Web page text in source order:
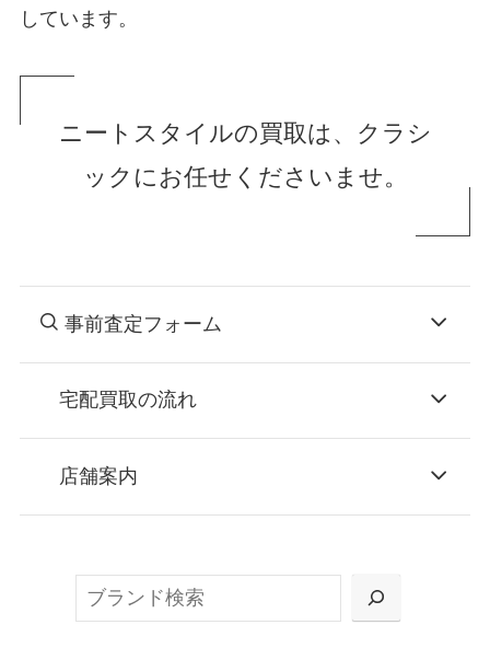
しています。
ニートスタイルの買取は、クラシ
ックにお任せくださいませ。
事前査定フォーム
宅配買取の流れ
お申込み
または梱包材不要の「集荷申込」からお選び
店舗案内